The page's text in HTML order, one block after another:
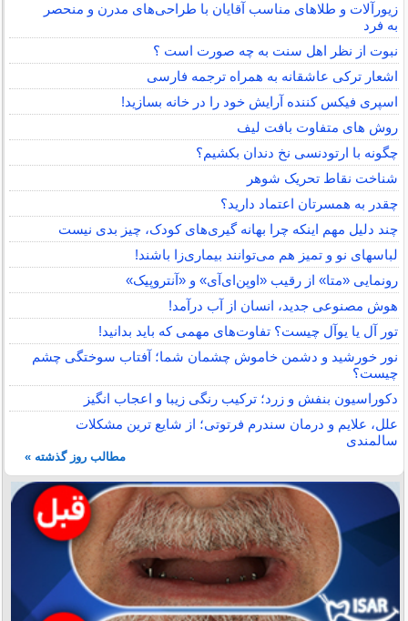
زیورآلات و طلاهای مناسب آقایان با طراحی‌های مدرن و منحصر
به فرد
نبوت از نظر اهل سنت به چه صورت است ؟
اشعار ترکی عاشقانه به همراه ترجمه فارسی
اسپری فیکس کننده آرایش خود را در خانه بسازید!
روش های متفاوت بافت لیف
چگونه با ارتودنسی نخ دندان بکشیم؟
شناخت نقاط تحریک شوهر
چقدر به همسرتان اعتماد دارید؟
چند دلیل مهم اینکه چرا بهانه گیری‌های کودک، چیز بدی نیست
لباس‎های نو و تمیز هم می‌توانند بیماری‌زا باشند!
رونمایی «متا» از رقیب «اوپن‌ای‌آی» و «آنتروپیک»
هوش مصنوعی جدید، انسان از آب درآمد!
تور آل یا یوآل چیست؟ تفاوت‌های مهمی که باید بدانید!
نور خورشید و دشمن خاموش چشمان شما؛ آفتاب سوختگی چشم
چیست؟
دکوراسیون بنفش و زرد؛ ترکیب رنگی زیبا و اعجاب انگیز
علل، علایم و درمان سندرم فرتوتی؛ از شایع ترین مشکلات
سالمندی
مطالب روز گذشته »